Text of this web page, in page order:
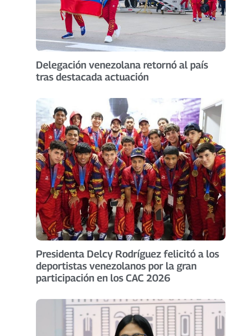
Delegación venezolana retornó al país
tras destacada actuación
Presidenta Delcy Rodríguez felicitó a los
deportistas venezolanos por la gran
participación en los CAC 2026